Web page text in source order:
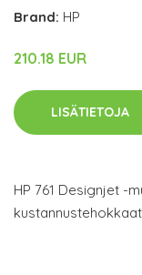
Brand: HP
210.18 EUR
LISÄTIETOJA
HP 761 Designjet -